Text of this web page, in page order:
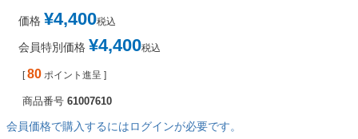
価格 ¥4,400税込
会員特別価格 ¥4,400税込
[ 80 ポイント進呈 ]
商品番号 61007610
会員価格で購入するにはログインが必要です。